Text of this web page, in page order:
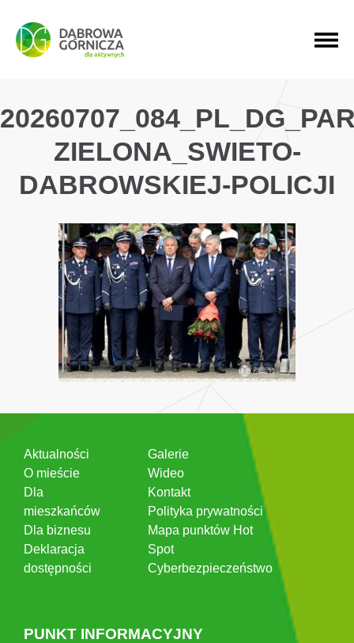
PRZEJDŹ DO MENU GŁÓWNEGO
PRZEJDŹ DO WYSZUKIWARKI
PRZEJDŹ DO TREŚCI
ZIELONA_SWIETO-
DABROWSKIEJ-POLICJI
Aktualności
O mieście
Dla
mieszkańców
Dla biznesu
Deklaracja
dostępności
Galerie
Wideo
Kontakt
Polityka prywatności
Mapa punktów Hot
Spot
Cyberbezpieczeństwo
PUNKT INFORMACYJNY